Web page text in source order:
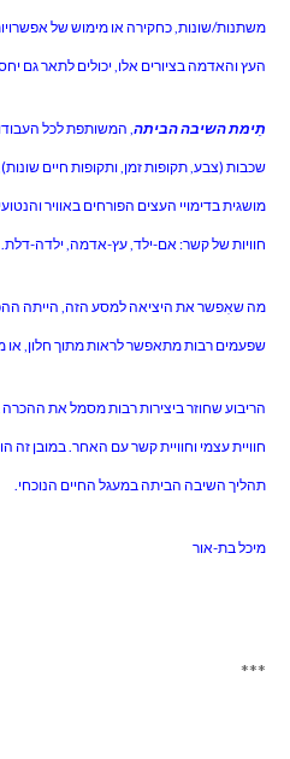
משתנות/שונות, כחקירה או מימוש של
העץ והאדמה בציורים אלו, יכולים לתאר גם
תֵימת השיבה הביתה , המשותפת לכל
שכבות (צבע, תקופות זמן, ותקופות חיים
מושגית בדימויי העצים הפורחים באוויר
חוויות של קשר: אם-ילד, עץ-אדמה, ילדה-דלת.
מה שאִפשר את היציאה למסע הזה, הייתה
שפעמים רבות מתאפשר לראות מתוך חלון, או
הריבוע שחוזר ביצירות רבות מסמל את
חוויית עצמי וחוויית קשר עם האחר. במובן
תהליך השיבה הביתה במעגל החיים הנוכחי.
מיכל בת-אור
***